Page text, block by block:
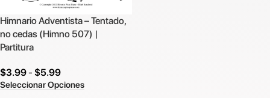
Himnario Adventista – Tentado,
no cedas (Himno 507) |
Partitura
$3.99- $5.99
Seleccionar Opciones